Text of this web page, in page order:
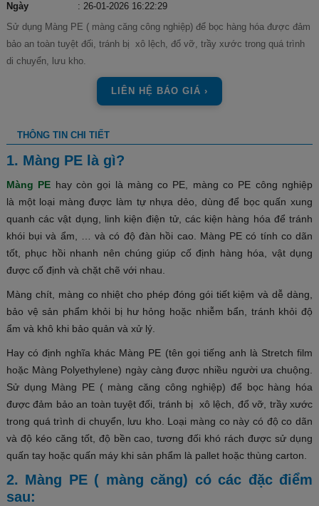
Ngày
: 26-01-2026 16:22:29
Sử dụng Màng PE ( màng căng công nghiệp) để bọc hàng hóa được đảm
bảo an toàn tuyệt đối, tránh bị xô lệch, đổ vỡ, trầy xước trong quá trình
di chuyển, lưu kho.
LIÊN HỆ BÁO GIÁ ›
THÔNG TIN CHI TIẾT
1. Màng PE là gì?
Màng PE hay còn gọi là màng co PE, màng co PE công nghiệp
là một loại màng được làm tự nhựa dẻo, dùng để bọc quấn xung
quanh các vật dụng, linh kiện điện tử, các kiện hàng hóa để tránh
khói bụi và ẩm, … và có độ đàn hồi cao. Màng PE có tính co dãn
tốt, phục hồi nhanh nên chúng giúp cố định hàng hóa, vật dụng
được cố định và chặt chẽ với nhau.
Màng chít, màng co nhiệt cho phép đóng gói tiết kiệm và dễ dàng,
bảo vệ sản phẩm khỏi bị hư hỏng hoặc nhiễm bẩn, tránh khỏi độ
ẩm và khô khi bảo quản và xử lý.
Hay có định nghĩa khác Màng PE (tên gọi tiếng anh là Stretch film
hoặc Màng Polyethylene) ngày càng được nhiều người ưa chuộng.
Sử dụng Màng PE ( màng căng công nghiệp) để bọc hàng hóa
được đảm bảo an toàn tuyệt đối, tránh bị xô lệch, đổ vỡ, trầy xước
trong quá trình di chuyển, lưu kho. Loại màng co này có độ co dãn
và độ kéo căng tốt, độ bền cao, tương đối khó rách được sử dụng
quấn tay hoặc quấn máy khi sản phẩm là pallet hoặc thùng carton.
2. Màng PE ( màng căng) có các đặc điểm
sau: